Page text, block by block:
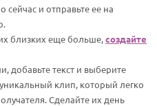
и отправьте ее на
близких еще больше,создайте
добавьте текст и выберите
клип, который легко
Сделайте их день